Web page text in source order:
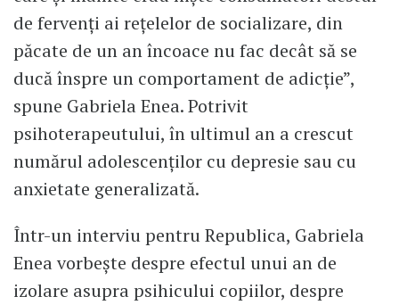
de fervenți ai rețelelor de socializare, din
păcate de un an încoace nu fac decât să se
ducă înspre un comportament de adicție”,
spune Gabriela Enea. Potrivit
psihoterapeutului, în ultimul an a crescut
numărul adolescenților cu depresie sau cu
anxietate generalizată.
Într-un interviu pentru Republica, Gabriela
Enea vorbește despre efectul unui an de
izolare asupra psihicului copiilor, despre